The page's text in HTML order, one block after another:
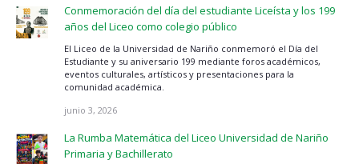
Conmemoración del día del estudiante Liceísta y los 199
años del Liceo como colegio público
El Liceo de la Universidad de Nariño conmemoró el Día del
Estudiante y su aniversario 199 mediante foros académicos,
eventos culturales, artísticos y presentaciones para la
comunidad académica.
junio 3, 2026
La Rumba Matemática del Liceo Universidad de Nariño
Primaria y Bachillerato